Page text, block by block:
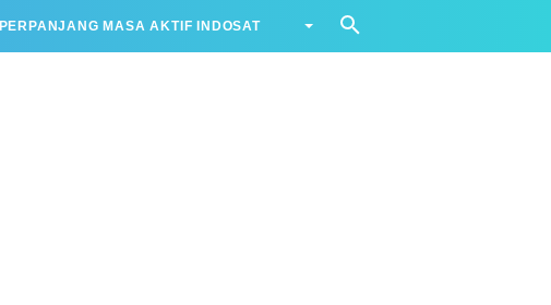
PERPANJANG MASA AKTIF INDOSAT